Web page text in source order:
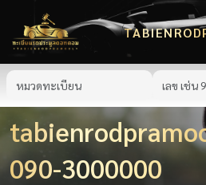
090-3000000